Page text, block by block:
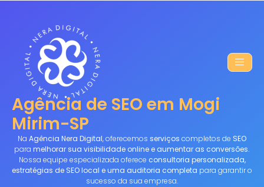
Agência de SEO em Mogi
Mirim-SP
Na Agência Nera Digital, oferecemos serviços completos de SEO
para melhorar sua visibilidade online e aumentar as conversões.
Nossa equipe especializada oferece consultoria personalizada,
estratégias de SEO local e uma auditoria completa para garantir o
sucesso da sua empresa.